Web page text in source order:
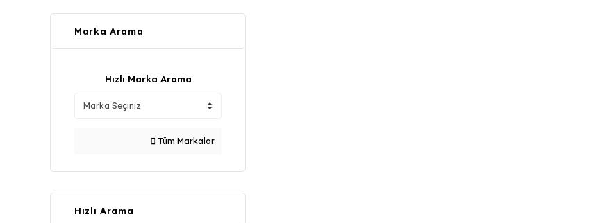
Marka Arama
Hızlı Marka Arama
Tüm Markalar
Hızlı Arama